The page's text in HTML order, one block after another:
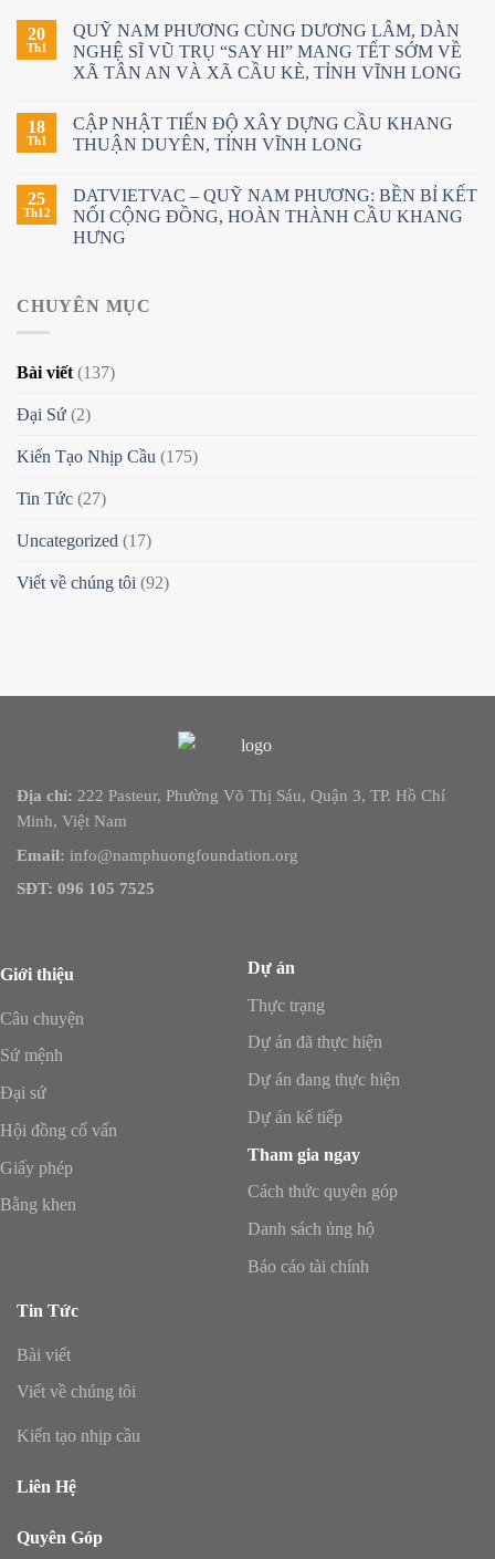
20
Th1
QUỸ NAM PHƯƠNG CÙNG DƯƠNG LÂM, DÀN
NGHỆ SĨ VŨ TRỤ “SAY HI” MANG TẾT SỚM VỀ
XÃ TÂN AN VÀ XÃ CẦU KÈ, TỈNH VĨNH LONG
18
Th1
CẬP NHẬT TIẾN ĐỘ XÂY DỰNG CẦU KHANG
THUẬN DUYÊN, TỈNH VĨNH LONG
25
Th12
DATVIETVAC – QUỸ NAM PHƯƠNG: BỀN BỈ KẾT
NỐI CỘNG ĐỒNG, HOÀN THÀNH CẦU KHANG
HƯNG
CHUYÊN MỤC
Bài viết (137)
Đại Sứ (2)
Kiến Tạo Nhịp Cầu (175)
Tin Tức (27)
Uncategorized (17)
Viết về chúng tôi (92)
Địa chỉ: 222 Pasteur, Phường Võ Thị Sáu, Quận 3, TP. Hồ Chí
Minh, Việt Nam
Email: info@namphuongfoundation.org
SĐT: 096 105 7525
Giới thiệu
Câu chuyện
Sứ mệnh
Đại sứ
Hội đồng cố vấn
Giấy phép
Bằng khen
Dự án
Thực trạng
Dự án đã thực hiện
Dự án đang thực hiện
Dự án kế tiếp
Tham gia ngay
Cách thức quyên góp
Danh sách ủng hộ
Báo cáo tài chính
Tin Tức
Bài viết
Viết về chúng tôi
Kiến tạo nhịp cầu
Liên Hệ
Quyên Góp